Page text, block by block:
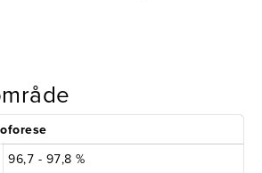
96,7 - 97,8 %